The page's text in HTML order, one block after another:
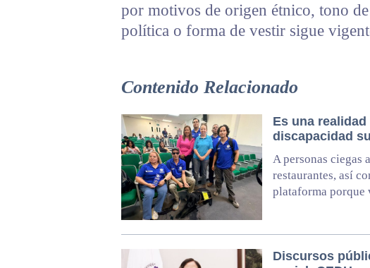
por motivos de origen étnico, tono
política o forma de vestir sigue
Contenido Relacionado
Es una
discapacidad
A personas ciegas
restaurantes, así
plataforma porque
Discursos